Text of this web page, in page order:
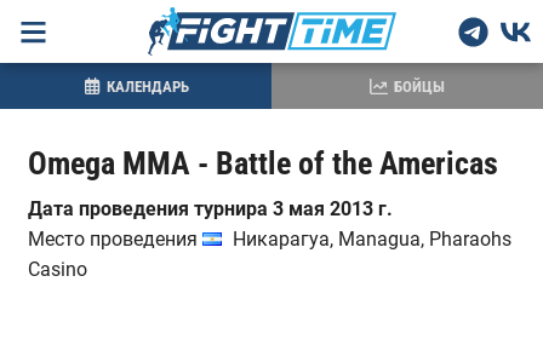
Omega MMA - Battle of the Americas
Дата проведения турнира 3 мая 2013 г.
Место проведения
Никарагуа, Managua, Pharaohs
Casino
КАЛЕНДАРЬ БОЙЦЫ